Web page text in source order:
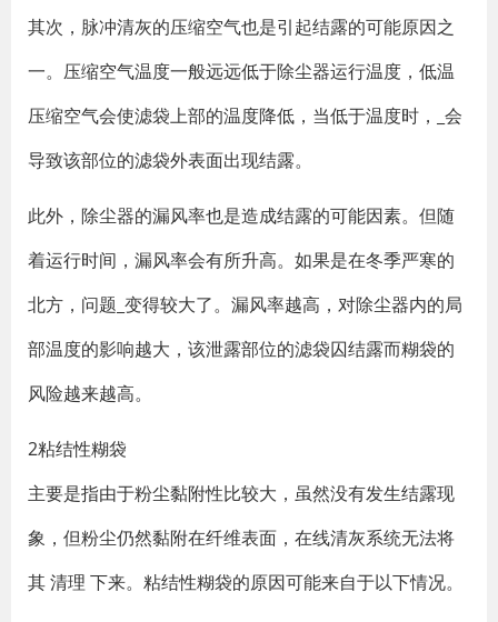
其次，脉冲清灰的压缩空气也是引起结露的可能原因之
一。压缩空气温度一般远远低于除尘器运行温度，低温
压缩空气会使滤袋上部的温度降低，当低于温度时，_会
导致该部位的滤袋外表面出现结露。
此外，除尘器的漏风率也是造成结露的可能因素。但随
着运行时间，漏风率会有所升高。如果是在冬季严寒的
北方，问题_变得较大了。漏风率越高，对除尘器内的局
部温度的影响越大，该泄露部位的滤袋囚结露而糊袋的
风险越来越高。
2粘结性糊袋
主要是指由于粉尘黏附性比较大，虽然没有发生结露现
象，但粉尘仍然黏附在纤维表面，在线清灰系统无法将
其 清理 下来。粘结性糊袋的原因可能来自于以下情况。